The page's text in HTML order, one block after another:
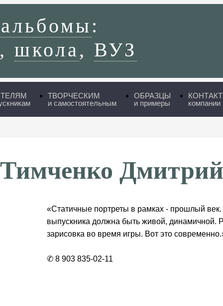
:
, школа, ВУЗ
ТВОРЧЕСКИМ
и самостоятельным
ОБРАЗЦЫ
и примеры
компании
Тимченко Дмитрий
«Статичные портреты в рамках - прошлый
выпускника должна быть живой, динамичной.
зарисовка во время игры. Вот это
✆ 8 903 835-02-11